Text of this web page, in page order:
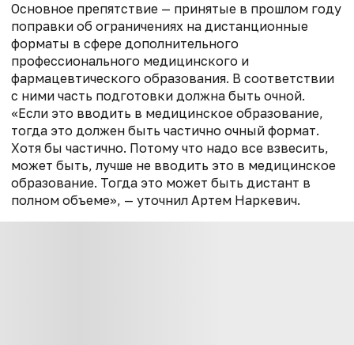
Основное препятствие — принятые в прошлом году
поправки об ограничениях на дистанционные
форматы в сфере дополнительного
профессионального медицинского и
фармацевтического образования. В соответствии
с ними часть подготовки должна быть очной.
«Если это вводить в медицинское образование,
тогда это должен быть частично очный формат.
Хотя бы частично. Потому что надо все взвесить,
может быть, лучше не вводить это в медицинское
образование. Тогда это может быть дистант в
полном объеме», — уточнил Артем Наркевич.